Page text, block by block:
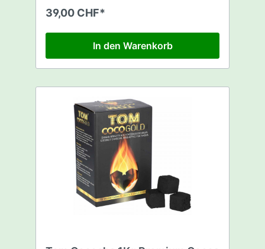
Shisha-Fan. Der Anzünder darf nur mit STAR
SMOKE mitgeliefertes Kohleblech verwendet
Naturkohlen auf einmal - 600 Watt
39,00 CHF*
In den Warenkorb